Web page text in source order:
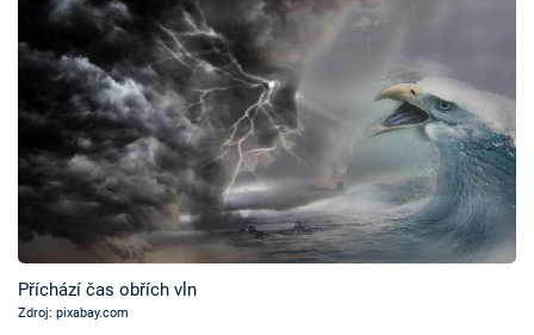
Témata
Pořady
TV Program
Časopis
Sledujte prima+
Příchází čas obřích vln
Zdroj: pixabay.com